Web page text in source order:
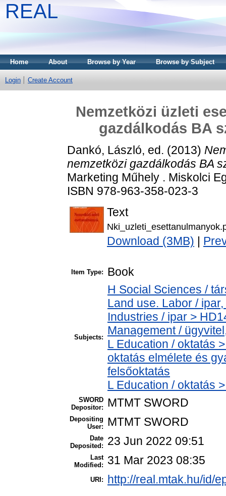
REAL
Home About Browse by Year Browse by Subject
Login Create Account
Nemzetközi üzleti
gazdálkodás BA
Dankó, László, ed. (2013)
nemzetközi gazdálkodás BA
Marketing Műhely . Miskolci
ISBN 978-963-358-023-3
Text
Download (3MB)
Item Type: Book
Subjects:
H Social Sciences /
Land use. Labor /
Industries / ipar >
Management /
L Education / oktatás
oktatás elmélete és
felsőoktatás
L Education / oktatás
SWORD
Depositor:
MTMT SWORD
Depositing
User:
MTMT SWORD
Date
Deposited:
23 Jun 2022 09:51
Last
Modified:
31 Mar 2023 08:35
URI: http://real.mtak.hu/id/